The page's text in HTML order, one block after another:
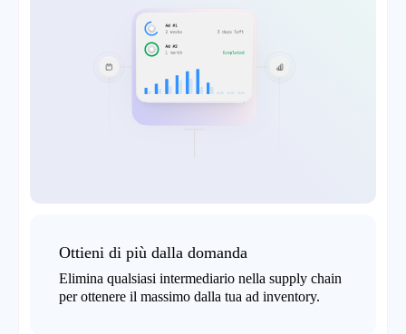
Ottieni di più dalla domanda
Elimina qualsiasi intermediario nella supply chain
per ottenere il massimo dalla tua ad inventory.